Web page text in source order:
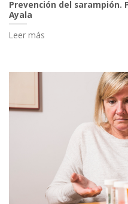
Prevención del sarampión.
Ayala
Leer más